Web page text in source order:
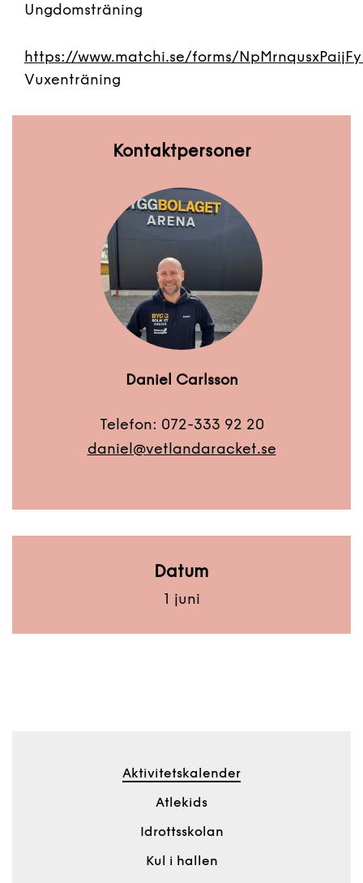
Ungdomsträning
https://www.matchi.se/forms/
Vuxenträning
Kontaktpersoner
Daniel Carlsson
Telefon: 072-333 92 20
daniel@vetlandaracket.se
Datum
1 juni
Aktivitetskalender
Atlekids
Idrottsskolan
Kul i hallen